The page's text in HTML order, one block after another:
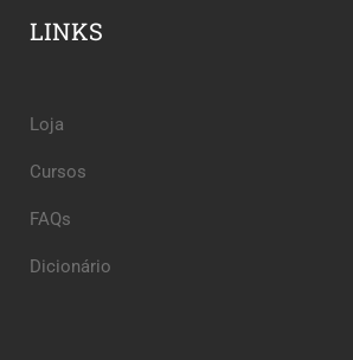
LINKS
Loja
Cursos
FAQs
Dicionário